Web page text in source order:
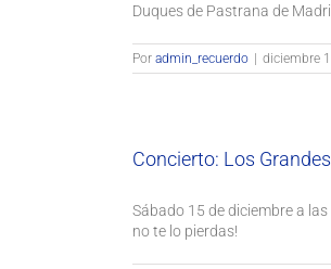
Duques de Pastrana de
Por admin_recuerdo | diciembre
Concierto: Los
Sábado 15 de diciembre a
no te lo pierdas!